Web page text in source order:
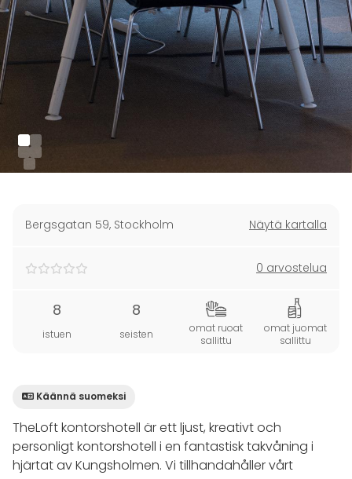
Bergsgatan 59, Stockholm Näytä kartalla
0 arvostelua
8
istuen
8
seisten
omat ruoat
sallittu
omat juomat
sallittu
Käännä suomeksi
TheLoft kontorshotell är ett ljust, kreativt och
personligt kontorshotell i en fantastisk takvåning i
hjärtat av Kungsholmen. Vi tillhandahåller vårt